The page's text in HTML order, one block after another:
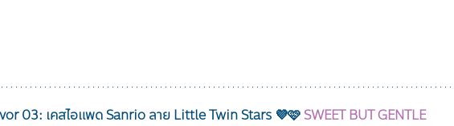
03: เคสไอแพด Sanrio ลาย Little Twin Stars 💜🩷 SWEET BUT GENTLE